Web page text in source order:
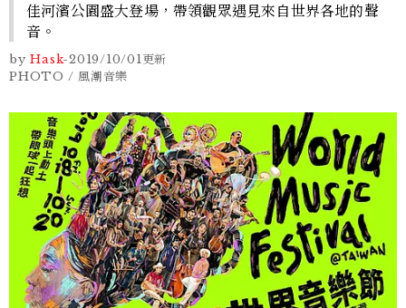
佳河濱公園盛大登場，帶領觀眾遇見來自世界各地的聲
音。
by Hask-2019/10/01更新
PHOTO / 風潮音樂